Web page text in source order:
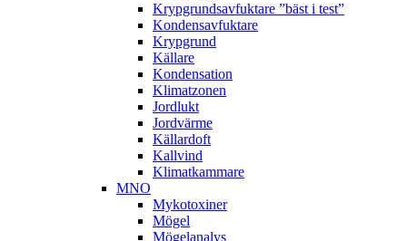
Krypgrundsavfuktare ”bäst i test”
Kondensavfuktare
Krypgrund
Källare
Kondensation
Klimatzonen
Jordlukt
Jordvärme
Källardoft
Kallvind
Klimatkammare
MNO
Mykotoxiner
Mögel
Mögelanalys